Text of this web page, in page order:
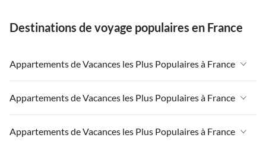
Destinations de voyage populaires en France
Appartements de Vacances les Plus Populaires à France
Appartements de Vacances à France
Appartements de Vacances à Paris-Ile de France
Appartements de Vacances à Paris
Appartements de Vacances les Plus Populaires à France
Appartements de Vacances à France
Appartements de Vacances les Plus Populaires à France